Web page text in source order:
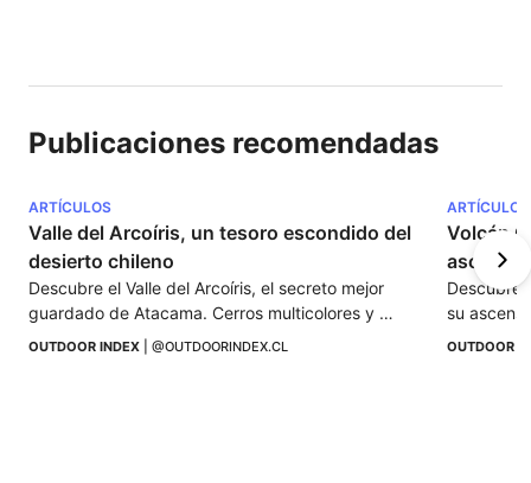
Publicaciones recomendadas
ARTÍCULOS
Valle del Arcoíris, un tesoro escondido del
desierto chileno
Descubre el Valle del Arcoíris, el secreto mejor
guardado de Atacama. Cerros multicolores y
paisajes únicos te esperan en el desierto chileno.
OUTDOOR INDEX @OUTDOORINDEX.CL
ARTÍCULOS
Volcán
Descubre
su
dificultad
OUTDOOR